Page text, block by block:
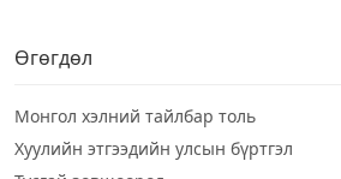
Өгөгдөл
Монгол хэлний тайлбар толь
Хуулийн этгээдийн улсын бүртгэл